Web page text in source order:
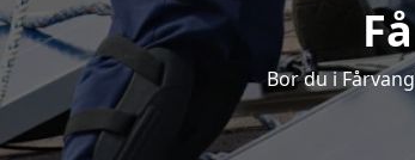
Bor du i